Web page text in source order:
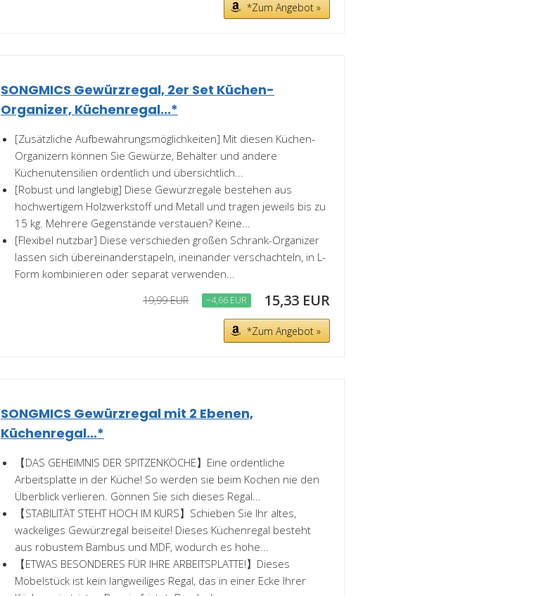
*Zum Angebot »
SONGMICS Gewürzregal, 2er Set Küchen-
Organizer, Küchenregal...*
[Zusätzliche Aufbewahrungsmöglichkeiten] Mit diesen Küchen-
Organizern können Sie Gewürze, Behälter und andere
Küchenutensilien ordentlich und übersichtlich...
[Robust und langlebig] Diese Gewürzregale bestehen aus
hochwertigem Holzwerkstoff und Metall und tragen jeweils bis zu
15 kg. Mehrere Gegenstände verstauen? Keine...
[Flexibel nutzbar] Diese verschieden großen Schrank-Organizer
lassen sich übereinanderstapeln, ineinander verschachteln, in L-
Form kombinieren oder separat verwenden...
19,99 EUR −4,66 EUR 15,33 EUR
*Zum Angebot »
SONGMICS Gewürzregal mit 2 Ebenen,
Küchenregal...*
【DAS GEHEIMNIS DER SPITZENKÖCHE】Eine ordentliche
Arbeitsplatte in der Küche! So werden sie beim Kochen nie den
Überblick verlieren. Gönnen Sie sich dieses Regal...
【STABILITÄT STEHT HOCH IM KURS】Schieben Sie Ihr altes,
wackeliges Gewürzregal beiseite! Dieses Küchenregal besteht
aus robustem Bambus und MDF, wodurch es hohe...
【ETWAS BESONDERES FÜR IHRE ARBEITSPLATTE!】Dieses
Möbelstück ist kein langweiliges Regal, das in einer Ecke Ihrer